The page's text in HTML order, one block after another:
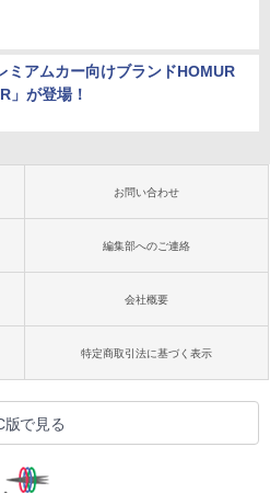
ミアムカー向けブランドHOMUR
」が登場！
お問い合わせ
編集部へのご連絡
会社概要
特定商取引法に基づく表示
版で見る